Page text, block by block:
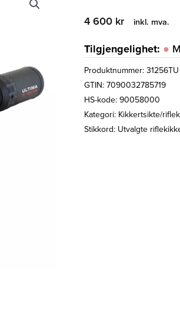
4 600 kr inkl. mva.
Tilgjengelighet:
Produktnummer:31256TU
GTIN: 7090032785719
HS-kode: 90058000
Kategori: Kikkertsikte/
Stikkord: Utvalgte